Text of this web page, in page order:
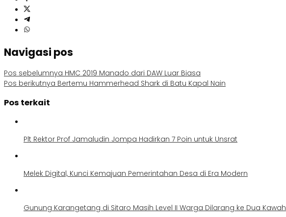
Navigasi pos
Pos sebelumnya HMC 2019 Manado dari DAW Luar Biasa
Pos berikutnya Bertemu Hammerhead Shark di Batu Kapal Nain
Pos terkait
Plt Rektor Prof Jamaludin Jompa Hadirkan 7 Poin untuk Unsrat
Melek Digital, Kunci Kemajuan Pemerintahan Desa di Era Modern
Gunung Karangetang di Sitaro Masih Level II Warga Dilarang ke Dua Kawah